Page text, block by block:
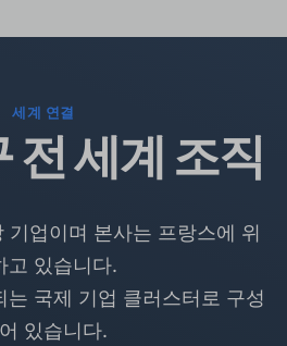
세계 연결
전 세계 조직
기업이며 본사는 프랑스에 위
고 있습니다.
국제 기업 클러스터로 구성
있습니다.